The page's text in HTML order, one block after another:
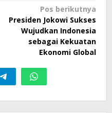
Pos berikutnya
Presiden Jokowi Sukses
Wujudkan Indonesia
sebagai Kekuatan
Ekonomi Global